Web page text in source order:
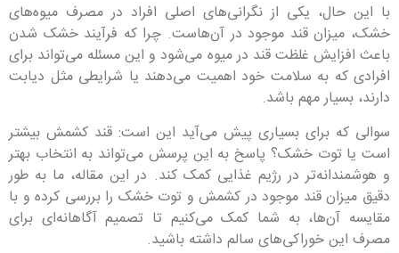
با این حال، یکی از نگرانی‌های اصلی افراد در مصرف میوه‌های
خشک، میزان قند موجود در آن‌هاست. چرا که فرآیند خشک شدن
باعث افزایش غلظت قند در میوه می‌شود و این مسئله می‌تواند برای
افرادی که به سلامت خود اهمیت می‌دهند یا شرایطی مثل دیابت
دارند، بسیار مهم باشد.
سوالی که برای بسیاری پیش می‌آید این است: قند کشمش بیشتر
است یا توت خشک؟ پاسخ به این پرسش می‌تواند به انتخاب بهتر
و هوشمندانه‌تر در رژیم غذایی کمک کند. در این مقاله، ما به طور
دقیق میزان قند موجود در کشمش و توت خشک را بررسی کرده و با
مقایسه آن‌ها، به شما کمک می‌کنیم تا تصمیم آگاهانه‌ای برای
مصرف این خوراکی‌های سالم داشته باشید.